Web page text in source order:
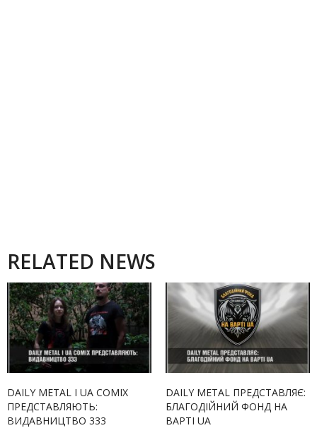
RELATED NEWS
DAILY METAL І UA COMIX
ПРЕДСТАВЛЯЮТЬ:
ВИДАВНИЦТВО 333
DAILY METAL ПРЕДСТАВЛЯЄ:
БЛАГОДІЙНИЙ ФОНД НА
ВАРТІ UA